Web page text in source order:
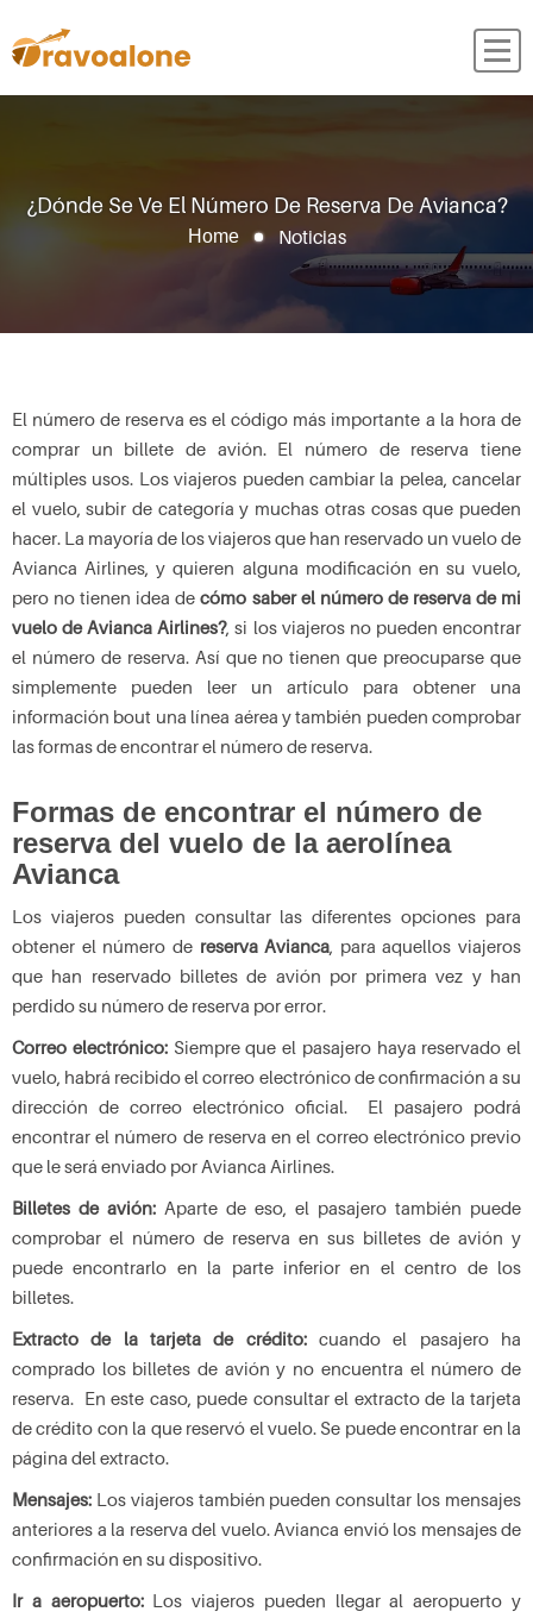
¿Dónde Se Ve El Número De Reserva De Avianca?
Home Noticias
El número de reserva es el código más importante a la hora de
comprar un billete de avión. El número de reserva tiene
múltiples usos. Los viajeros pueden cambiar la pelea, cancelar
el vuelo, subir de categoría y muchas otras cosas que pueden
hacer. La mayoría de los viajeros que han reservado un vuelo de
Avianca Airlines, y quieren alguna modificación en su vuelo,
pero no tienen idea decómo saber el número de reserva de mi
vuelo de Avianca Airlines?, si los viajeros no pueden encontrar
el número de reserva. Así que no tienen que preocuparse que
simplemente pueden leer un artículo para obtener una
información bout una línea aérea y también pueden comprobar
las formas de encontrar el número de reserva.
Formas de encontrar el número de
reserva del vuelo de la aerolínea
Avianca
Los viajeros pueden consultar las diferentes opciones para
obtener el número de reserva Avianca, para aquellos viajeros
que han reservado billetes de avión por primera vez y han
perdido su número de reserva por error.
Correo electrónico:Siempre que el pasajero haya reservado el
vuelo, habrá recibido el correo electrónico de confirmación a su
dirección de correo electrónico oficial. El pasajero podrá
encontrar el número de reserva en el correo electrónico previo
que le será enviado por Avianca Airlines.
Billetes de avión: Aparte de eso, el pasajero también puede
comprobar el número de reserva en sus billetes de avión y
puede encontrarlo en la parte inferior en el centro de los
billetes.
Extracto de la tarjeta de crédito:cuando el pasajero ha
comprado los billetes de avión y no encuentra el número de
reserva. En este caso, puede consultar el extracto de la tarjeta
de crédito con la que reservó el vuelo. Se puede encontrar en la
página del extracto.
Mensajes: Los viajeros también pueden consultar los mensajes
anteriores a la reserva del vuelo. Avianca envió los mensajes de
confirmación en su dispositivo.
Ir a aeropuerto:Los viajeros pueden llegar al aeropuerto y